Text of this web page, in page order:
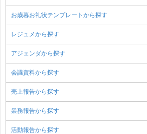
お歳暮お礼状テンプレートから探す
レジュメから探す
アジェンダから探す
会議資料から探す
売上報告から探す
業務報告から探す
活動報告から探す